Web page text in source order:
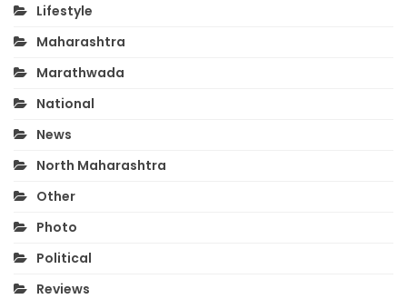
Lifestyle
Maharashtra
Marathwada
National
News
North Maharashtra
Other
Photo
Political
Reviews